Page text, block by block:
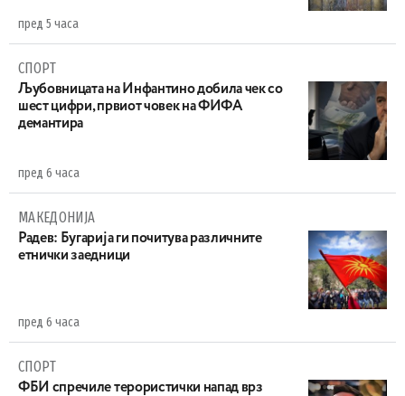
пред 5 часа
СПОРТ
Љубовницата на Инфантино добила чек со
шест цифри, првиот човек на ФИФА
демантира
пред 6 часа
МАКЕДОНИЈА
Радев: Бугарија ги почитува различните
етнички заедници
пред 6 часа
СПОРТ
ФБИ спречиле терористички напад врз